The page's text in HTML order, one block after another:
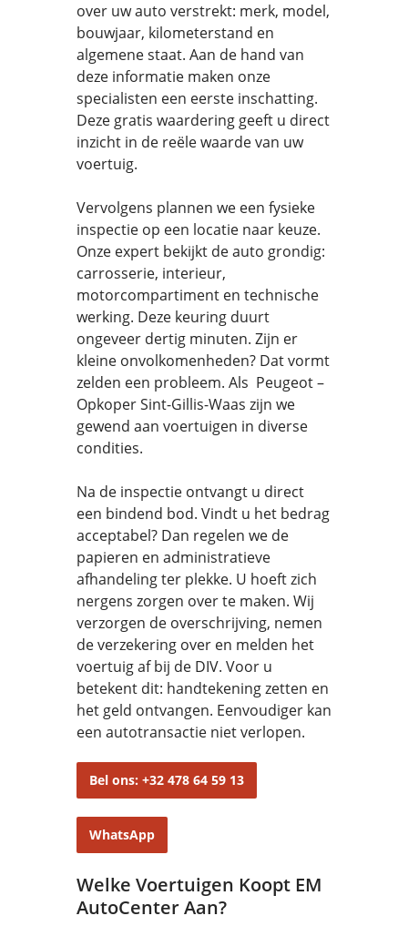
over uw auto verstrekt: merk, model,
bouwjaar, kilometerstand en
algemene staat. Aan de hand van
deze informatie maken onze
specialisten een eerste inschatting.
Deze gratis waardering geeft u direct
inzicht in de reële waarde van uw
voertuig.
Vervolgens plannen we een fysieke
inspectie op een locatie naar keuze.
Onze expert bekijkt de auto grondig:
carrosserie, interieur,
motorcompartiment en technische
werking. Deze keuring duurt
ongeveer dertig minuten. Zijn er
kleine onvolkomenheden? Dat vormt
zelden een probleem. Als Peugeot –
Opkoper Sint-Gillis-Waas zijn we
gewend aan voertuigen in diverse
condities.
Na de inspectie ontvangt u direct
een bindend bod. Vindt u het bedrag
acceptabel? Dan regelen we de
papieren en administratieve
afhandeling ter plekke. U hoeft zich
nergens zorgen over te maken. Wij
verzorgen de overschrijving, nemen
de verzekering over en melden het
voertuig af bij de DIV. Voor u
betekent dit: handtekening zetten en
het geld ontvangen. Eenvoudiger kan
een autotransactie niet verlopen.
Bel ons: +32 478 64 59 13
WhatsApp
Welke Voertuigen Koopt EM
AutoCenter Aan?